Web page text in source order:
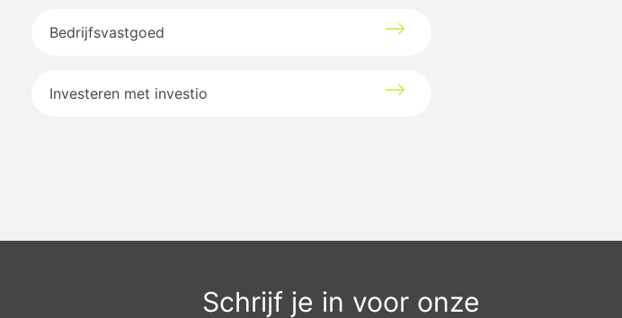
Bedrijfsvastgoed
Investeren met investio
Schrijf je in voor onze